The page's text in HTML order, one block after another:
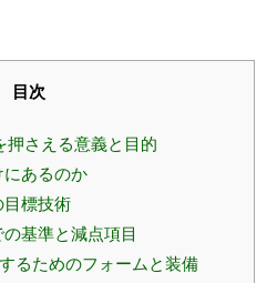
目次
押さえる意義と目的
あるのか
標技術
基準と減点項目
るためのフォームと装備